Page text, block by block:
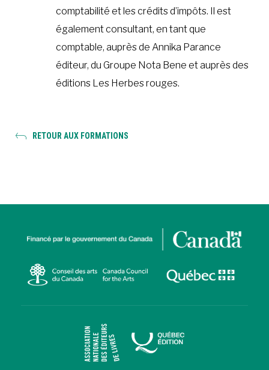
comptabilité et les crédits d’impôts. Il est
également consultant, en tant que
comptable, auprès de Annika Parance
éditeur, du Groupe Nota Bene et auprès des
éditions Les Herbes rouges.
RETOUR AUX FORMATIONS